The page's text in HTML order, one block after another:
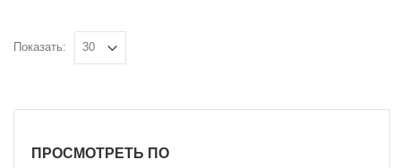
Показать:
ПРОСМОТРЕТЬ ПО